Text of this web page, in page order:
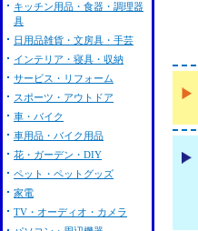
キッチン用品・食器・調理器
具
日用品雑貨・文房具・手芸
インテリア・寝具・収納
サービス・リフォーム
スポーツ・アウトドア
車・バイク
車用品・バイク用品
花・ガーデン・DIY
ペット・ペットグッズ
家電
TV・オーディオ・カメラ